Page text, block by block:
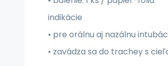
indikácie
• pre orálnu aj nazálnu
• zavádza sa do trachey s